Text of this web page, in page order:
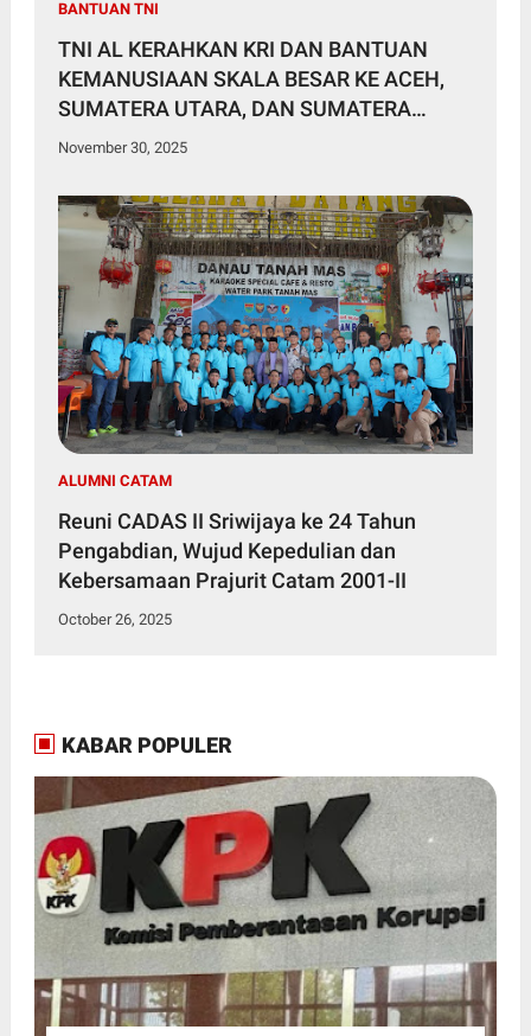
BANTUAN TNI
TNI AL KERAHKAN KRI DAN BANTUAN
KEMANUSIAAN SKALA BESAR KE ACEH,
SUMATERA UTARA, DAN SUMATERA
BARAT
November 30, 2025
ALUMNI CATAM
Reuni CADAS II Sriwijaya ke 24 Tahun
Pengabdian, Wujud Kepedulian dan
Kebersamaan Prajurit Catam 2001-II
October 26, 2025
KABAR POPULER